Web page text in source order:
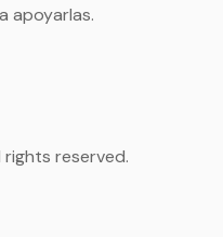
apoyarlas.
reserved.